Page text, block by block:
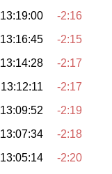
13:19:00
-2:16
13:16:45
-2:15
13:14:28
-2:17
13:12:11
-2:17
13:09:52
-2:19
13:07:34
-2:18
13:05:14 -2:20